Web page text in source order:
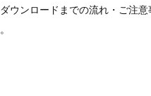
ウンロードまでの流れ・ご注